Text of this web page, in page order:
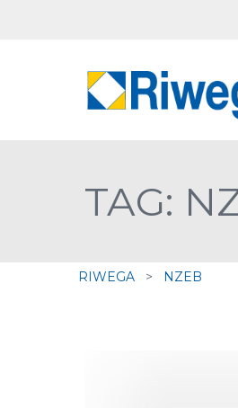
TAG:
RIWEGA > NZEB